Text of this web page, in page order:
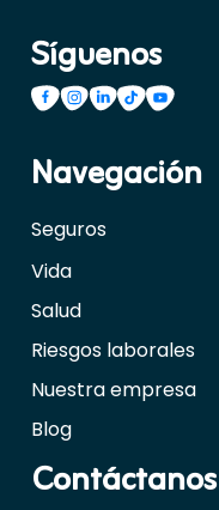
Síguenos
Navegación
Seguros
Vida
Salud
Riesgos laborales
Nuestra empresa
Blog
Contáctanos